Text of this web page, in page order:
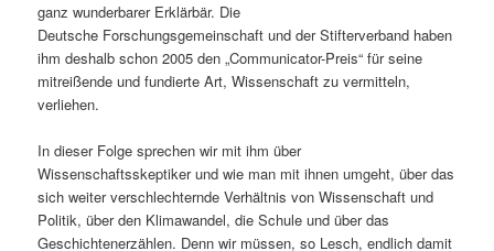
p
r
n
g
t
s
r
i
ganz wunderbarer Erklärbär. Die
Deutsche Forschungsgemeinschaft und der Stifterverband haben
ihm deshalb schon 2005 den „Communicator-Preis“ für seine
mitreißende und fundierte Art, Wissenschaft zu vermitteln,
verliehen.
In dieser Folge sprechen wir mit ihm über
Wissenschaftsskeptiker und wie man mit ihnen umgeht, über das
sich weiter verschlechternde Verhältnis von Wissenschaft und
Politik, über den Klimawandel, die Schule und über das
Geschichtenerzählen. Denn wir müssen, so Lesch, endlich damit